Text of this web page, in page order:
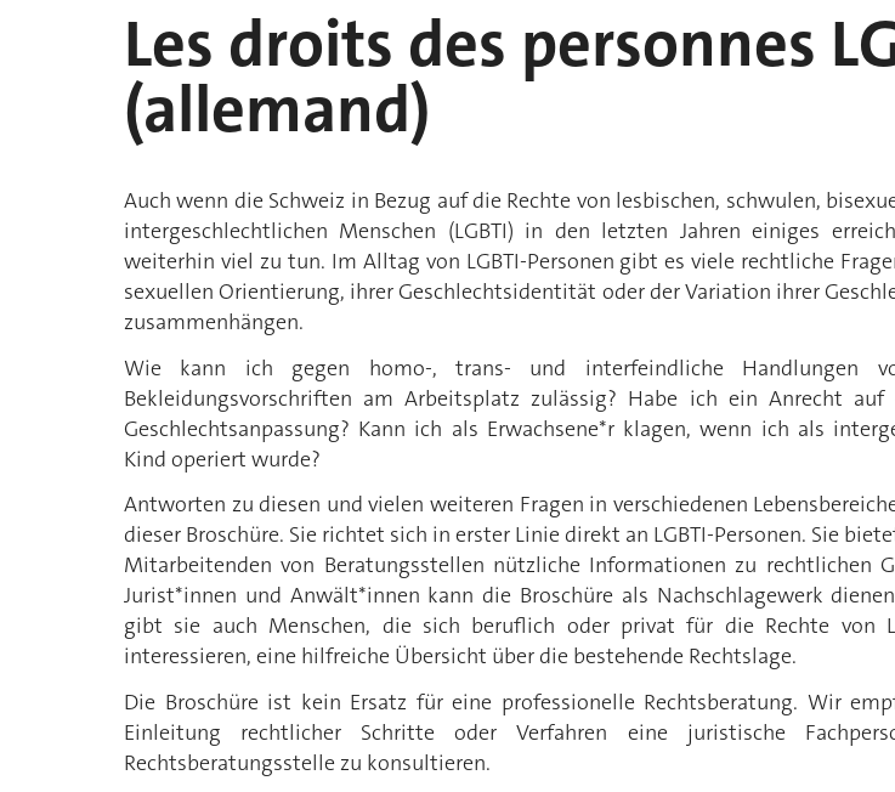
Les droits des personnes
(allemand)
Auch wenn die Schweiz in Bezug auf die Rechte von lesbischen, schwulen,
intergeschlechtlichen Menschen (LGBTI) in den letzten Jahren einiges
weiterhin viel zu tun. Im Alltag von LGBTI-Personen gibt es viele rechtliche
sexuellen Orientierung, ihrer Geschlechtsidentität oder der Variation ihrer
zusammenhängen.
Wie kann ich gegen homo-, trans- und interfeindliche Handlungen
Bekleidungsvorschriften am Arbeitsplatz zulässig? Habe ich ein Anrecht auf
Geschlechtsanpassung? Kann ich als Erwachsene*r klagen, wenn ich als
Kind operiert wurde?
Antworten zu diesen und vielen weiteren Fragen in verschiedenen
dieser Broschüre. Sie richtet sich in erster Linie direkt an LGBTI-Personen. Sie
Mitarbeitenden von Beratungsstellen nützliche Informationen zu rechtlichen
Jurist*innen und Anwält*innen kann die Broschüre als Nachschlagewerk
gibt sie auch Menschen, die sich beruflich oder privat für die Rechte von
interessieren, eine hilfreiche Übersicht über die bestehende Rechtslage.
Die Broschüre ist kein Ersatz für eine professionelle Rechtsberatung. Wir
Einleitung rechtlicher Schritte oder Verfahren eine juristische
Rechtsberatungsstelle zu konsultieren.